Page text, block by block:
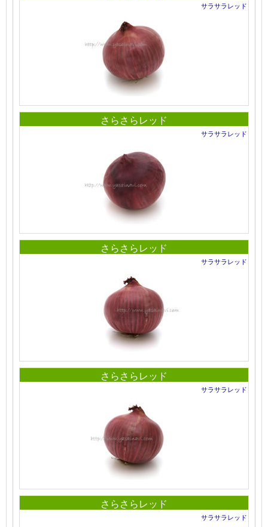
サラサラレッド
さらさらレッド
サラサラレッド
さらさらレッド
サラサラレッド
さらさらレッド
サラサラレッド
さらさらレッド
サラサラレッド